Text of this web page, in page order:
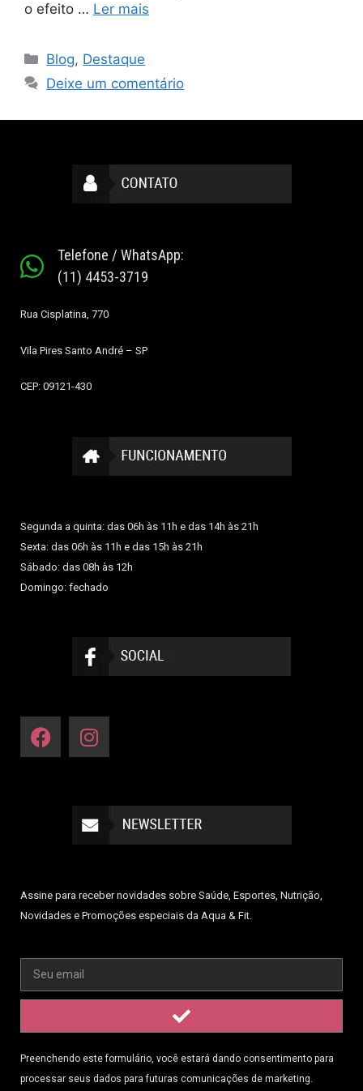
o efeito … Ler mais
Blog, Destaque
Deixe um comentário
Telefone / WhatsApp:
(11) 4453-3719
Rua Cisplatina, 770
Vila Pires Santo André – SP
CEP: 09121-430
Segunda a quinta: das 06h às 11h e das 14h às 21h
Sexta: das 06h às 11h e das 15h às 21h
Sábado: das 08h às 12h
Domingo: fechado
Assine para receber novidades sobre Saúde, Esportes, Nutrição,
Novidades e Promoções especiais da Aqua & Fit.
Preenchendo este formulário, você estará dando consentimento para
processar seus dados para futuras comunicações de marketing.